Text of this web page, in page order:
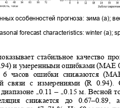
особенностей прогноза: зима(а);
forecast characteristics: winter (a);
стабильное качество
и умеренными ошибками (MAE
6 часов ошибки снижаются
связи с измерениями (R 0.94).
₋0.11 – ₋0.15 м. Весной
снижается до 0. 67–0.89,